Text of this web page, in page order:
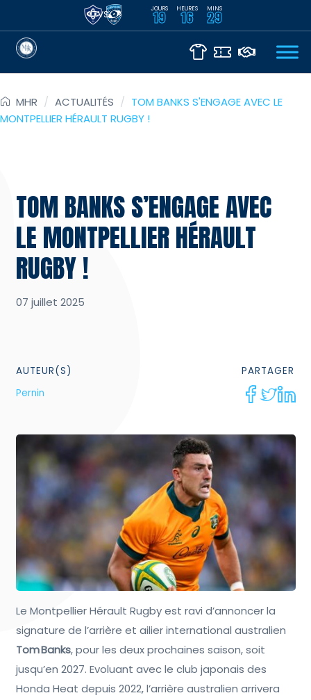
VS JOURS
19 HEURES
16 MINS
29
MHR / ACTUALITÉS / TOM BANKS S'ENGAGE AVEC LE
MONTPELLIER HÉRAULT RUGBY !
TOM BANKS S’ENGAGE AVEC
LE MONTPELLIER HÉRAULT
RUGBY !
07 juillet 2025
AUTEUR(S)
Pernin
PARTAGER
Le Montpellier Hérault Rugby est ravi d’annoncer la
signature de l’arrière et ailier international australien
Tom Banks, pour les deux prochaines saison, soit
jusqu’en 2027. Evoluant avec le club japonais des
Honda Heat depuis 2022, l’arrière australien arrivera